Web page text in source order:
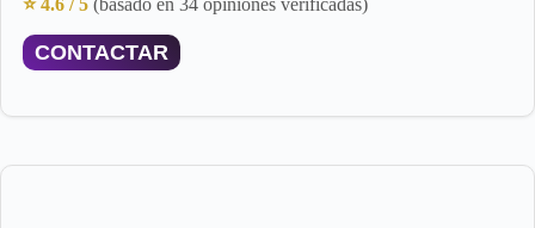
⭐ 4.6 / 5 (basado en 34 opiniones verificadas)
CONTACTAR